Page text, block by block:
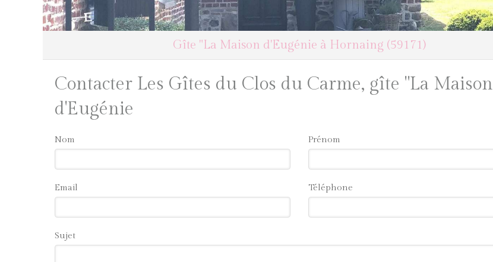
Gîte "La Maison d'Eugénie à Hornaing (59171)
Contacter Les Gîtes du Clos du Carme, gîte "La Maison
d'Eugénie
Nom Prénom
Email Téléphone
Sujet